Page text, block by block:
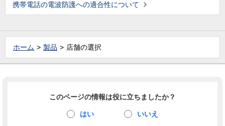
携帯電話の電波防護への適合性について
ホーム 製品 店舗の選択
このページの情報は役に立ちましたか？
はい いいえ